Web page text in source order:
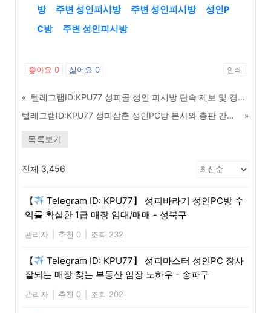
방
주변 성인피시방 주변 성인피시방
성인P
C방
주변 성인피시방
좋아요 0 싫어요 0 인쇄
«
텔레그램ID:KPU77 성피콜 성인 피시방 단속 제보 및 경찰 출동 실시간 알리미 - 광명
텔레그램ID:KPU77 성피삼촌 성인PC방 본사와 총판 간의 상생 및 윈윈 전략 - 여수
»
목록보기
전체 3,456
【
Telegram ID: KPU77】 성피바라기 성인PC방 수
익률 확실한 1급 매장 임대/매매 - 성북구
관리자 추천 0 조회 232
【
Telegram ID: KPU77】 성피마스터 성인PC 장사
잘되는 매장 찾는 부동산 임장 노하우 - 송파구
관리자 추천 0 조회 202